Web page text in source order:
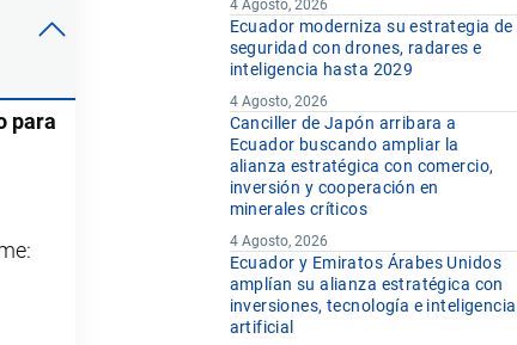
para
4 Agosto, 2026
Ecuador moderniza su estrategia de
seguridad con drones, radares e
inteligencia hasta 2029
4 Agosto, 2026
Canciller de Japón arribara a
Ecuador buscando ampliar la
alianza estratégica con comercio,
inversión y cooperación en
minerales críticos
4 Agosto, 2026
Ecuador y Emiratos Árabes Unidos
amplían su alianza estratégica con
inversiones, tecnología e inteligencia
artificial